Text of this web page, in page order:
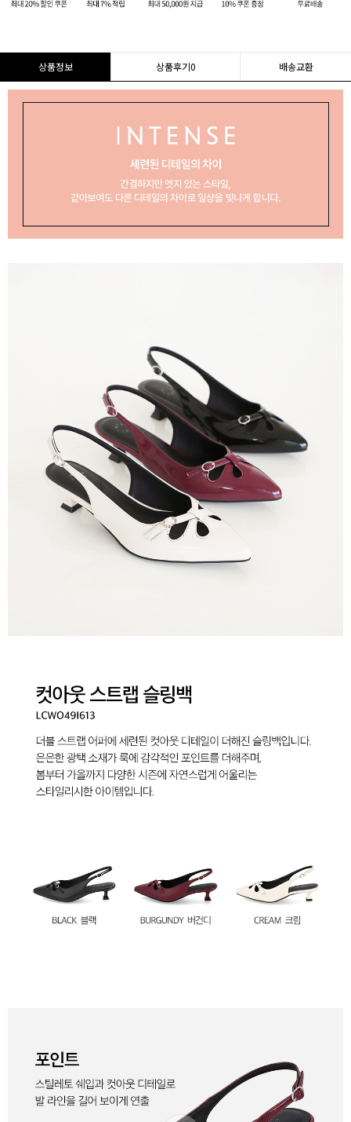
상품정보 상품후기0 배송교환